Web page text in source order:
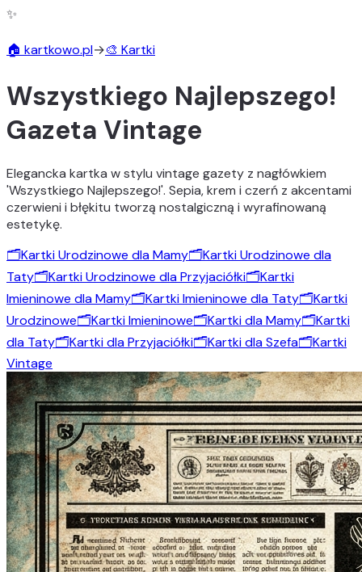
✨
🏠 kartkowo.pl→🎨 Kartki
Wszystkiego Najlepszego!
Gazeta Vintage
Elegancka kartka w stylu vintage gazety z nagłówkiem
'Wszystkiego Najlepszego!'. Sepia, krem i czerń z akcentami
czerwieni i błękitu tworzą nostalgiczną i wyrafinowaną
estetykę.
🗂️Kartki Urodzinowe dla Mamy🗂️Kartki Urodzinowe dla
Taty🗂️Kartki Urodzinowe dla Przyjaciółki🗂️Kartki
Imieninowe dla Mamy🗂️Kartki Imieninowe dla Taty🗂️Kartki
Urodzinowe🗂️Kartki Imieninowe🗂️Kartki dla Mamy🗂️Kartki
dla Taty🗂️Kartki dla Przyjaciółki🗂️Kartki dla Szefa🗂️Kartki
Vintage